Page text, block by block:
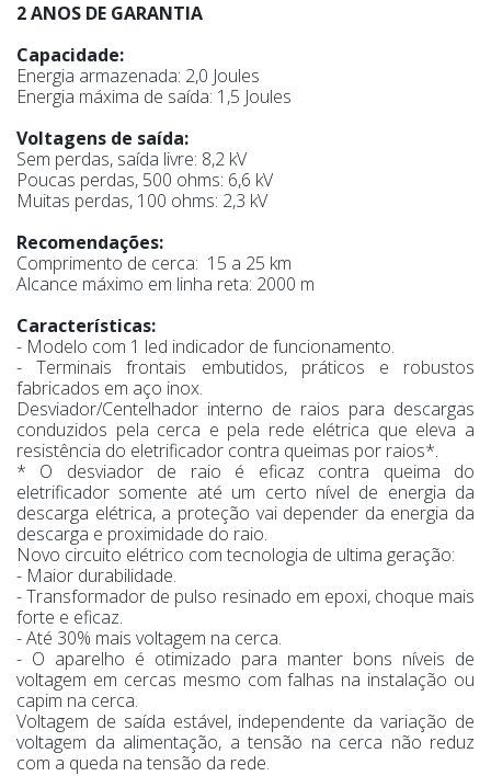
2 ANOS DE GARANTIA
Capacidade:
Energia armazenada: 2,0 Joules
Energia máxima de saída: 1,5 Joules
Voltagens de saída:
Sem perdas, saída livre: 8,2 kV
Poucas perdas, 500 ohms: 6,6 kV
Muitas perdas, 100 ohms: 2,3 kV
Recomendações:
Comprimento de cerca: 15 a 25 km
Alcance máximo em linha reta: 2000 m
Características:
- Modelo com 1 led indicador de funcionamento.
- Terminais frontais embutidos, práticos e robustos
fabricados em aço inox.
Desviador/Centelhador interno de raios para descargas
conduzidos pela cerca e pela rede elétrica que eleva a
resistência do eletrificador contra queimas por raios*.
* O desviador de raio é eficaz contra queima do
eletrificador somente até um certo nível de energia da
descarga elétrica, a proteção vai depender da energia da
descarga e proximidade do raio.
Novo circuito elétrico com tecnologia de ultima geração:
- Maior durabilidade.
- Transformador de pulso resinado em epoxi, choque mais
forte e eficaz.
- Até 30% mais voltagem na cerca.
- O aparelho é otimizado para manter bons níveis de
voltagem em cercas mesmo com falhas na instalação ou
capim na cerca.
Voltagem de saída estável, independente da variação de
voltagem da alimentação, a tensão na cerca não reduz
com a queda na tensão da rede.